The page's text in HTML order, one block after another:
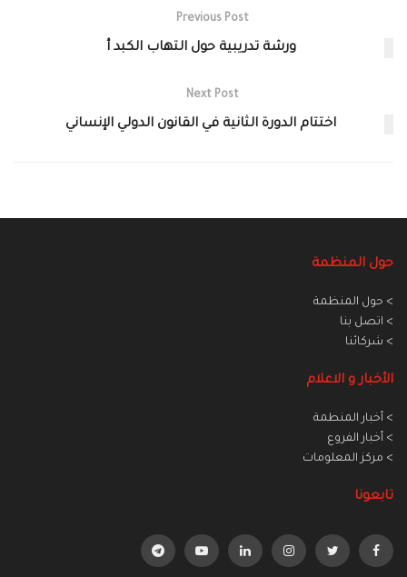
Previous Post
ورشة تدريبية حول التهاب الكبد أ
Next Post
اختتام الدورة الثانية في القانون الدولي الإنساني
حول المنظمة
> حول المنظمة
> اتصل بنا
> شركائنا
الأخبار و الاعلام
> أخبار المنطمة
> أخبار الفروع
> مركز المعلومات
تابعونا